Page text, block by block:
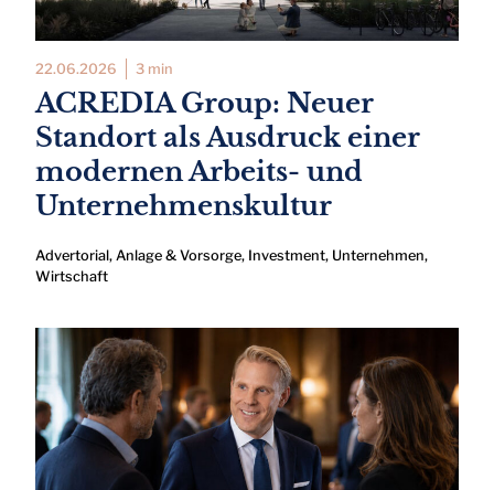
22.06.2026 3 min
ACREDIA Group: Neuer
Standort als Ausdruck einer
modernen Arbeits- und
Unternehmenskultur
Advertorial, Anlage & Vorsorge, Investment, Unternehmen,
Wirtschaft